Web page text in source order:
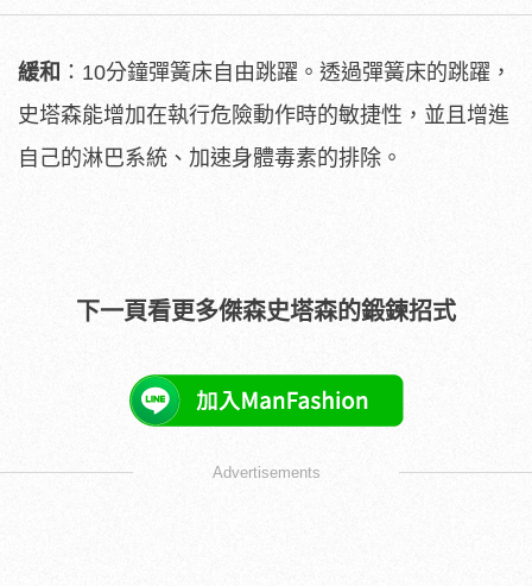
緩和 ：10分鐘彈簧床自由跳躍。透過彈簧床的跳躍，
史塔森能增加在執行危險動作時的敏捷性，並且增進
自己的淋巴系統、加速身體毒素的排除。
下一頁看更多傑森史塔森的鍛鍊招式
Advertisements